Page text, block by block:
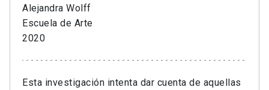
Alejandra Wolff
Escuela de Arte
2020
Esta investigación intenta dar cuenta de aquellas